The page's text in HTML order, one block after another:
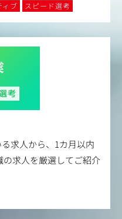
ィブ スピード選考
求人から、1カ月以内
求人を厳選してご紹介